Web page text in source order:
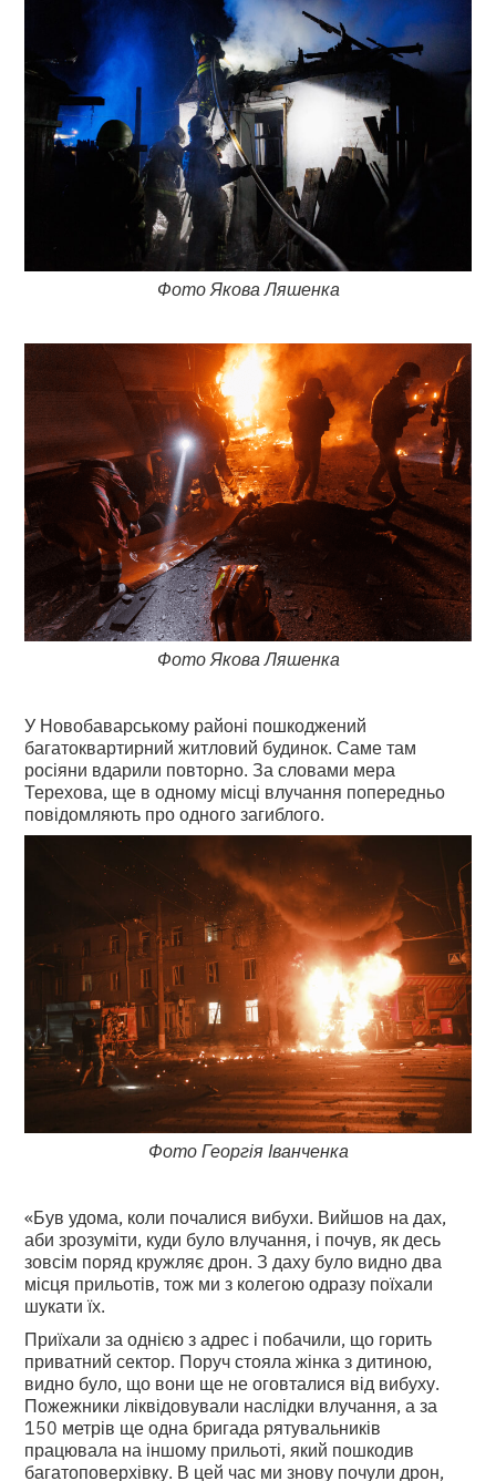
Фото Якова Ляшенка
Фото Якова Ляшенка
У Новобаварському районі пошкоджений
багатоквартирний житловий будинок. Саме там
росіяни вдарили повторно. За словами мера
Терехова, ще в одному місці влучання попередньо
повідомляють про одного загиблого.
Фото Георгія Іванченка
«Був удома, коли почалися вибухи. Вийшов на дах,
аби зрозуміти, куди було влучання, і почув, як десь
зовсім поряд кружляє дрон. З даху було видно два
місця прильотів, тож ми з колегою одразу поїхали
шукати їх.
Приїхали за однією з адрес і побачили, що горить
приватний сектор. Поруч стояла жінка з дитиною,
видно було, що вони ще не оговталися від вибуху.
Пожежники ліквідовували наслідки влучання, а за
150 метрів ще одна бригада рятувальників
працювала на іншому прильоті, який пошкодив
багатоповерхівку. В цей час ми знову почули дрон,